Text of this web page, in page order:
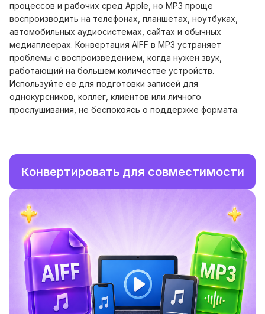
процессов и рабочих сред Apple, но MP3 проще
воспроизводить на телефонах, планшетах, ноутбуках,
автомобильных аудиосистемах, сайтах и обычных
медиаплеерах. Конвертация AIFF в MP3 устраняет
проблемы с воспроизведением, когда нужен звук,
работающий на большем количестве устройств.
Используйте ее для подготовки записей для
однокурсников, коллег, клиентов или личного
прослушивания, не беспокоясь о поддержке формата.
Конвертировать для совместимости